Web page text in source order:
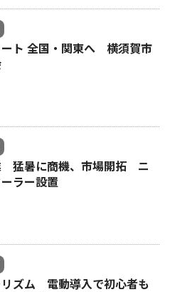
ート 全国・関東へ 横須賀市
猛暑に商機、市場開拓 ニ
ラー設置
リズム 電動導入で初心者も